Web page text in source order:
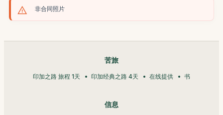
非合同照片
苦旅
印加之路 旅程 1天 印加经典之路 4天 在线提供 书
信息